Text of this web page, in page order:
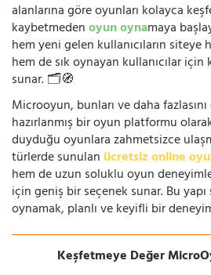
alanlarına göre oyunları kolayca
kaybetmedenoyun oynamaya
hem yeni gelen kullanıcıların siteye
hem de sık oynayan kullanıcılar
sunar. 🗂️🧭
Microoyun, bunları ve daha
hazırlanmış bir oyun platformu
duyduğu oyunlara zahmetsizce
türlerde sunulan ücretsiz online
hem de uzun soluklu oyun
için geniş bir seçenek sunar. Bu
oynamak, planlı ve keyifli bir
Keşfetmeye Değer